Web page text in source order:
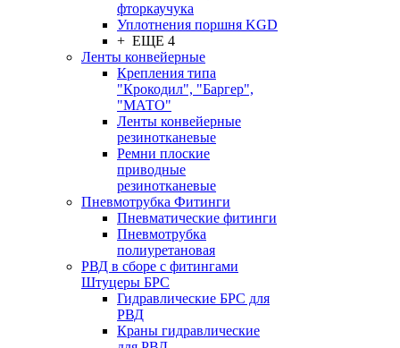
фторкаучука
Уплотнения поршня KGD
+ ЕЩЕ 4
Ленты конвейерные
Крепления типа
"Крокодил", "Баргер",
"МАТО"
Ленты конвейерные
резинотканевые
Ремни плоские
приводные
резинотканевые
Пневмотрубка Фитинги
Пневматические фитинги
Пневмотрубка
полиуретановая
РВД в сборе с фитингами
Штуцеры БРС
Гидравлические БРС для
РВД
Краны гидравлические